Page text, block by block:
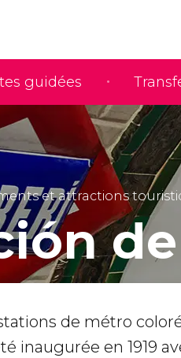
guidées
et attractions
de métro
inaugurée en 1919